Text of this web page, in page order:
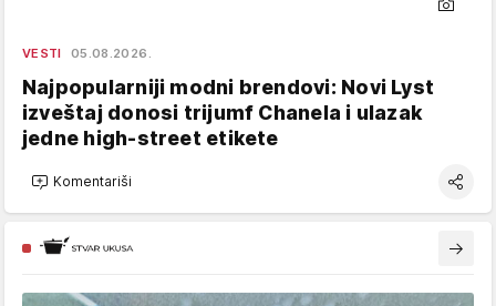
VESTI 05.08.2026.
Najpopularniji modni brendovi: Novi Lyst
izveštaj donosi trijumf Chanela i ulazak
jedne high-street etikete
Komentariši